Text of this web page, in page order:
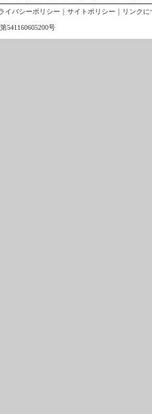
イバシーポリシー ｜ サイトポリシー ｜ リンクに
541160605200号